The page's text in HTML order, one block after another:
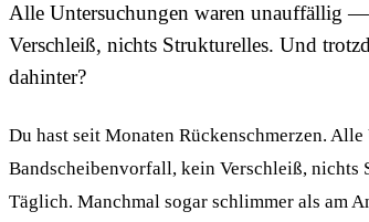
Alle Untersuchungen waren unauffällig
Verschleiß, nichts Strukturelles. Und
dahinter?
Du hast seit Monaten Rückenschmerzen.
Bandscheibenvorfall, kein Verschleiß, nichts
Täglich. Manchmal sogar schlimmer als am